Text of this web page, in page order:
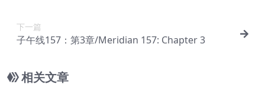
下一篇
子午线157：第3章/Meridian 157: Chapter 3
相关文章